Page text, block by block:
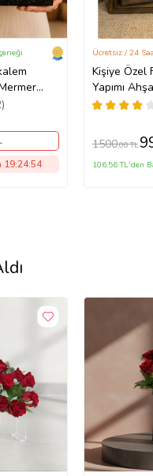
19:24:53
Kişiye Özel
Yapımı
Fotoğraf
Hediyesi
Ücretsiz / 24
1500,00 TL
106,56 TL'den